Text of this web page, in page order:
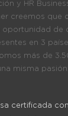
y HR
creemos que
de
en 3
más de
misma
certificada